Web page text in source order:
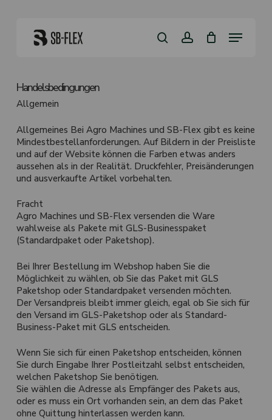
searchaccount
Menu
Kurv Cart
Handelsbedingungen
Allgemein
Allgemeines Bei Agro Machines und SB-Flex gibt es keine
Mindestbestellanforderungen. Auf Bildern in der Preisliste
und auf der Website können die Farben etwas anders
aussehen als in der Realität. Druckfehler, Preisänderungen
und ausverkaufte Artikel vorbehalten.
Fracht
Agro Machines und SB-Flex versenden die Ware
wahlweise als Pakete mit GLS-Businesspaket
(Standardpaket oder Paketshop).
Bei Ihrer Bestellung im Webshop haben Sie die
Möglichkeit zu wählen, ob Sie das Paket mit GLS
Paketshop oder Standardpaket versenden möchten.
Der Versandpreis bleibt immer gleich, egal ob Sie sich für
den Versand im GLS-Paketshop oder als Standard-
Business-Paket mit GLS entscheiden.
Wenn Sie sich für einen Paketshop entscheiden, können
Sie durch Eingabe Ihrer Postleitzahl selbst entscheiden,
welchen Paketshop Sie benötigen.
Sie wählen die Adresse als Empfänger des Pakets aus,
oder es muss ein Ort vorhanden sein, an dem das Paket
ohne Quittung hinterlassen werden kann.